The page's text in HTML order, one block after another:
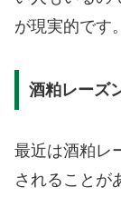
が現実的です。
酒粕レーズ
最近は酒粕レ
されることが